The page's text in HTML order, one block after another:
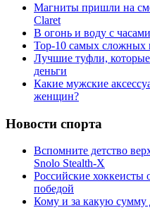
Магниты пришли на
Claret
В огонь и воду с
Top-10 самых сложных
Лучшие туфли,
деньги
Какие мужские
женщин?
Новости спорта
Вспомните детство
Snolo Stealth-X
Российские хоккеисты
победой
Кому и за какую сумму